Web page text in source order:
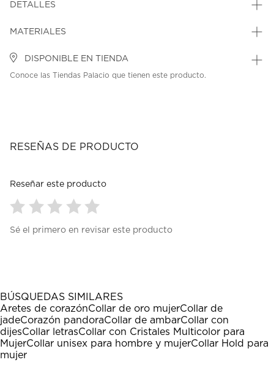
DETALLES
MATERIALES
DISPONIBLE EN TIENDA
Conoce las Tiendas Palacio que tienen este producto.
RESEÑAS DE PRODUCTO
Reseñar este producto
para
1
estrella
Esta
acción
abrirá
el
formulario
para
estrellas.
Esta
acción
abrirá
el
para
estrellas.
Esta
acción
abrirá
el
para
estrellas.
Esta
acción
abrirá
el
para
estrellas.
Esta
acción
abrirá
el
Sé el primero en revisar este producto
BÚSQUEDAS SIMILARES
Aretes de corazónCollar de oro mujerCollar de
jadeCorazón pandoraCollar de ambarCollar con
dijesCollar letrasCollar con Cristales Multicolor para
MujerCollar unisex para hombre y mujerCollar Hold para
mujer